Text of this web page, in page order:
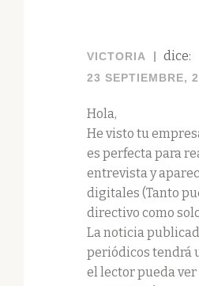
VICTORIA dice:
23 SEPTIEMBRE,
Hola,
He visto tu
es perfecta para
entrevista y
digitales (Tanto
directivo como
La noticia
periódicos tendrá
el lector pueda